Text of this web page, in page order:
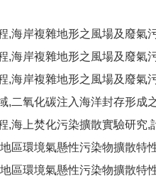
,海岸複雜地形之風場及廢
,海岸複雜地形之風場及廢
,海岸複雜地形之風場及廢
,二氧化碳注入海洋封存形
,海上焚化污染擴散實驗研究
區環境氣懸性污染物擴散特
區環境氣懸性污染物擴散特